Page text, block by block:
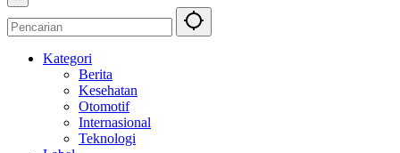
Kategori
Berita
Kesehatan
Otomotif
Internasional
Teknologi